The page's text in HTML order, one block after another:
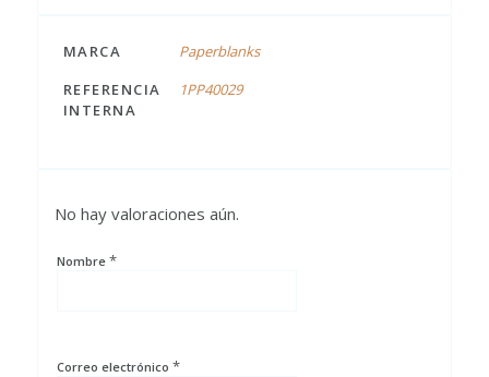
MARCA
Paperblanks
REFERENCIA
INTERNA
1PP40029
No hay valoraciones aún.
Nombre *
Correo electrónico *